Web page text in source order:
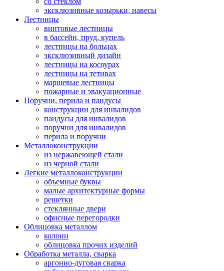
эксклюзивные козырьки, навесы
Лестницы
винтовые лестницы
в бассейн, пруд, купель
лестницы на больцах
эксклюзивный дизайн
лестницы на косоурах
лестницы на тетивах
маршевые лестницы
пожарные и эвакуационные
Поручни, перила и пандусы
конструкции для инвалидов
пандусы для инвалидов
поручни для инвалидов
перила и поручни
Металлоконструкции
из нержавеющей стали
из черной стали
Легкие металлоконструкции
объемные буквы
малые архитектурные формы
решетки
стеклянные двери
офисные перегородки
Облицовка металлом
колонн
облицовка прочих изделий
Обработка металла, сварка
аргонно-дуговая сварка